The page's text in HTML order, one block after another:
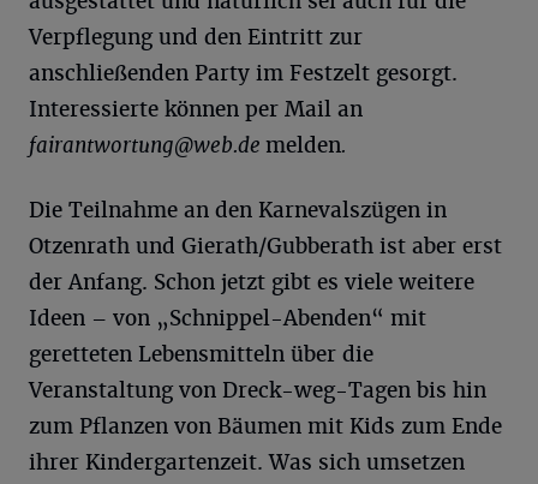
Verpflegung und den Eintritt zur
anschließenden Party im Festzelt gesorgt.
Interessierte können per Mail an
fairantwortung@web.de melden.
Die Teilnahme an den Karnevalszügen in
Otzenrath und Gierath/Gubberath ist aber erst
der Anfang. Schon jetzt gibt es viele weitere
Ideen – von „Schnippel-Abenden“ mit
geretteten Lebensmitteln über die
Veranstaltung von Dreck-weg-Tagen bis hin
zum Pflanzen von Bäumen mit Kids zum Ende
ihrer Kindergartenzeit. Was sich umsetzen